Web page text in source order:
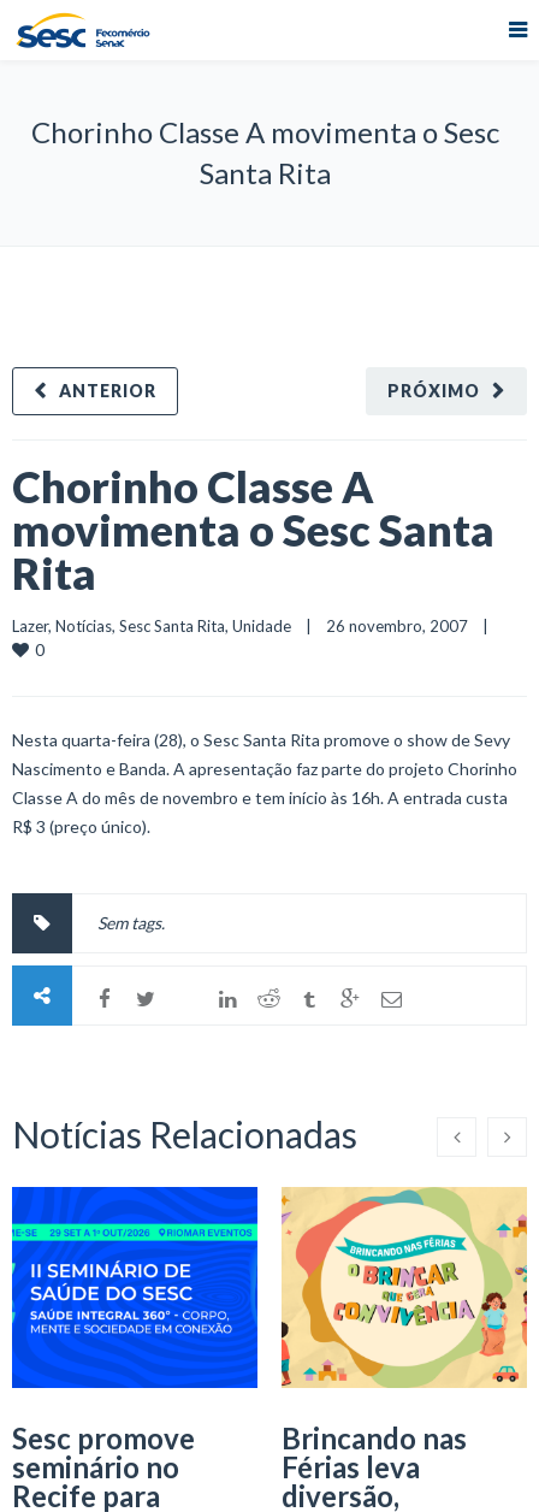
Chorinho Classe A movimenta o Sesc
Santa Rita
PRÓXIMO
ANTERIOR
Chorinho Classe A
movimenta o Sesc Santa
Rita
Lazer, Notícias, Sesc Santa Rita, Unidade
0
Nesta quarta-feira (28), o Sesc Santa Rita promove o show de Sevy
Nascimento e Banda. A apresentação faz parte do projeto Chorinho
Classe A do mês de novembro e tem início às 16h. A entrada custa
R$ 3 (preço único).
Sem tags.
Notícias Relacionadas
Sesc promove
seminário no
Recife para
Brincando nas
Férias leva
diversão,